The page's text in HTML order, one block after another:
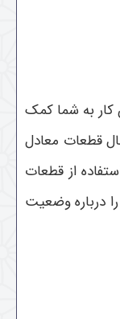
کار به شما کمک
قطعات معادل
از قطعات
درباره وضعیت